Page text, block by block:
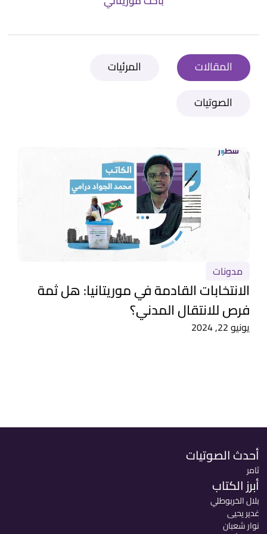
المقالات
المرئيات
الصوتيات
مدونات
الانتخابات القادمة في موريتانيا: هل ثمة
فرص للانتقال المدني؟
يونيو 22, 2024
أحدث الصوتيات
ثامر
أبرز الكتاب
بلال الخربوطلي
غدير يحيى
نوار شعبان